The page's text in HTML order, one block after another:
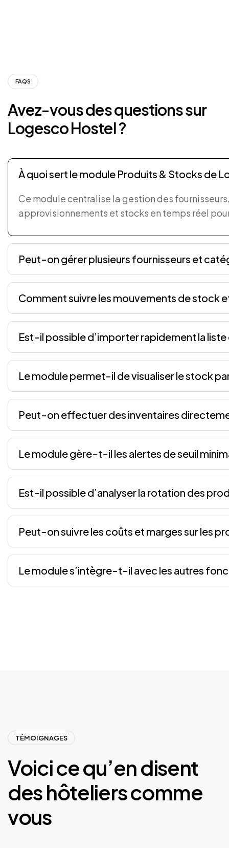
FAQS
Avez-vousdesquestionssur
LogescoHostel?
À quoi sert le module Produits & Stocks de
Ce module centralise la gestion des
approvisionnements et stocks en temps réel
Peut-on gérer plusieurs fournisseurs et
Comment suivre les mouvements de stock
Est-il possible d’importer rapidement la
Le module permet-il de visualiser le stock
Peut-on effectuer des inventaires
Le module gère-t-il les alertes de seuil
Est-il possible d’analyser la rotation des
Peut-on suivre les coûts et marges sur les
Le module s’intègre-t-il avec les autres
TÉMOIGNAGES
Voici ce qu’en disent
des hôteliers comme
vous